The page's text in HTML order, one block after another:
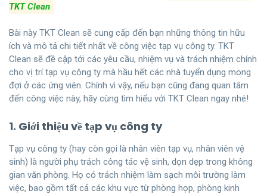
TKT Clean
Bài này TKT Clean sẽ cung cấp đến bạn những thông tin hữu
ích và mô tả chi tiết nhất về công việc tạp vụ công ty. TKT
Clean sẽ đề cập tới các yêu cầu, nhiệm vụ và trách nhiệm chính
cho vị trí tạp vụ công ty mà hầu hết các nhà tuyển dụng mong
đợi ở các ứng viên. Chính vì vậy, nếu bạn cũng đang quan tâm
đến công việc này, hãy cùng tìm hiểu với TKT Clean ngay nhé!
1. Giới thiệu về tạp vụ công ty
Tạp vụ công ty (hay còn gọi là nhân viên tạp vụ, nhân viên vệ
sinh) là người phụ trách công tác vệ sinh, dọn dẹp trong không
gian văn phòng. Họ có trách nhiệm làm sạch môi trường làm
việc, bao gồm tất cả các khu vực từ phòng họp, phòng kinh